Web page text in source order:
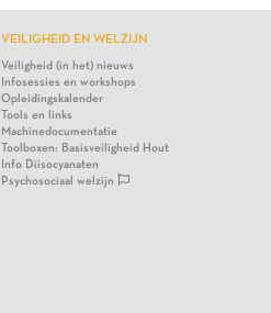
VEILIGHEID EN WELZIJN
Veiligheid (in het) nieuws
Infosessies en workshops
Opleidingskalender
Tools en links
Machinedocumentatie
Toolboxen: Basisveiligheid Hout
Info Diisocyanaten
Psychosociaal welzijn